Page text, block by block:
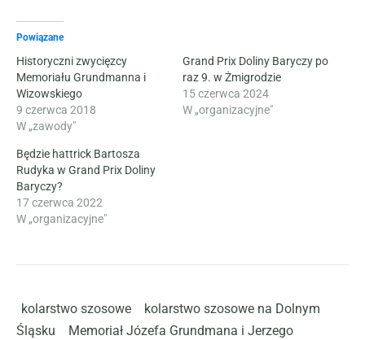
Powiązane
Historyczni zwycięzcy
Memoriału Grundmanna i
Wizowskiego
9 czerwca 2018
W „zawody"
Grand Prix Doliny Baryczy po
raz 9. w Żmigrodzie
15 czerwca 2024
W „organizacyjne"
Będzie hattrick Bartosza
Rudyka w Grand Prix Doliny
Baryczy?
17 czerwca 2022
W „organizacyjne"
kolarstwo szosowe
kolarstwo szosowe na Dolnym
Śląsku
Memoriał Józefa Grundmana i Jerzego